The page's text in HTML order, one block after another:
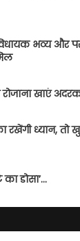
भव्य और
रोजाना खाएं
ध्यान, तो
डोसा’…